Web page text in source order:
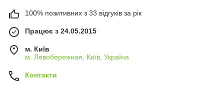
100% позитивних з 33 відгуків за рік
Працює з 24.05.2015
м. Київ
м. Левобережная, Київ, Україна
Контакти